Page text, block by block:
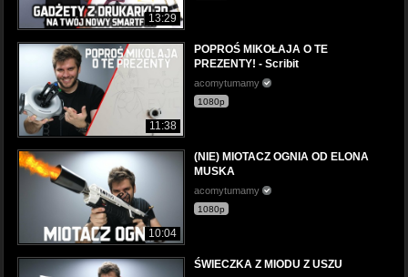
13:29
11:38
POPROŚ MIKOŁAJA O TE
PREZENTY! - Scribit
acomytumamy
1080p
10:04
(NIE) MIOTACZ OGNIA OD ELONA
MUSKA
acomytumamy
1080p
ŚWIECZKA Z MIODU Z USZU